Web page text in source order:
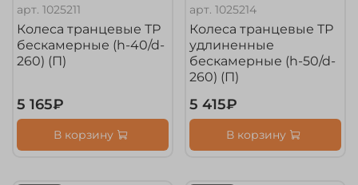
арт.1025211
Колеса транцевые ТР
бескамерные (h-40/d-
260) (П)
5 165₽
В корзину
арт.1025214
Колеса транцевые ТР
удлиненные
бескамерные (h-50/d-
260) (П)
5 415₽
В корзину